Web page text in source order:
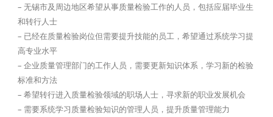
– 无锡市及周边地区希望从事质量检验工作的人员，包括应届毕业生
和转行人士
– 已经在质量检验岗位但需要提升技能的员工，希望通过系统学习提
高专业水平
– 企业质量管理部门的工作人员，需要更新知识体系，学习新的检验
标准和方法
– 希望转行进入质量检验领域的职场人士，寻求新的职业发展机会
– 需要系统学习质量检验知识的管理人员，提升质量管理能力